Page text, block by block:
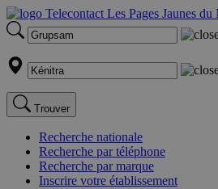
Trouver
Recherche nationale
Recherche par téléphone
Recherche par marque
Inscrire votre établissement